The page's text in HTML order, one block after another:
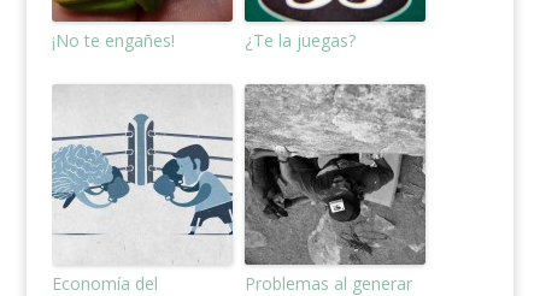
¡No te engañes! ¿Te la juegas?
Economía del
Problemas al generar